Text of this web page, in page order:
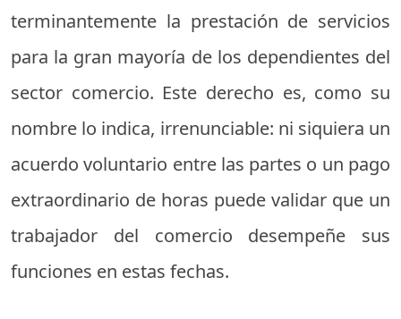
terminantemente la prestación de servicios
para la gran mayoría de los dependientes del
sector comercio. Este derecho es, como su
nombre lo indica, irrenunciable: ni siquiera un
acuerdo voluntario entre las partes o un pago
extraordinario de horas puede validar que un
trabajador del comercio desempeñe sus
funciones en estas fechas.